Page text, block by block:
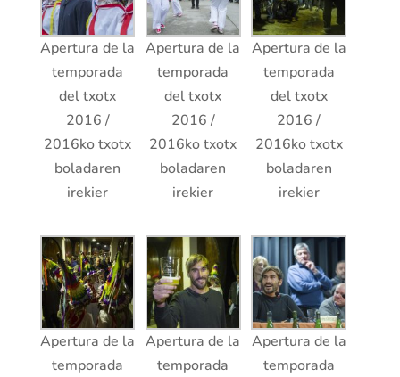
Apertura de la
temporada
del txotx
2016 /
2016ko txotx
boladaren
irekier
Apertura de la
temporada
del txotx
2016 /
2016ko txotx
boladaren
irekier
Apertura de la
temporada
del txotx
2016 /
2016ko txotx
boladaren
irekier
Apertura de la
temporada
Apertura de la
temporada
Apertura de la
temporada